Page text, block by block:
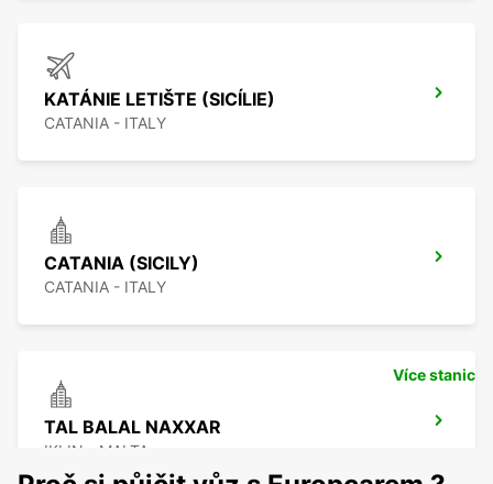
KATÁNIE LETIŠTE (SICÍLIE)
CATANIA - ITALY
CATANIA (SICILY)
CATANIA - ITALY
TAL BALAL NAXXAR
IKLIN - MALTA
Více stanic